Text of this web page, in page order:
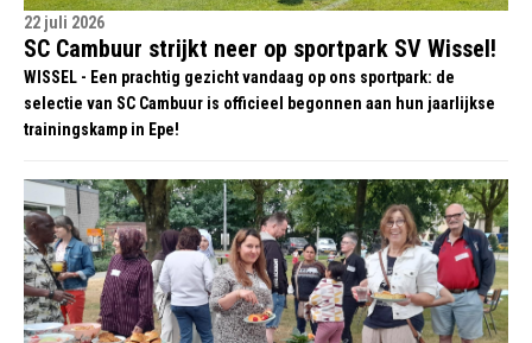
22 juli 2026
SC Cambuur strijkt neer op sportpark SV Wissel!
WISSEL - Een prachtig gezicht vandaag op ons sportpark: de
selectie van SC Cambuur is officieel begonnen aan hun jaarlijkse
trainingskamp in Epe!